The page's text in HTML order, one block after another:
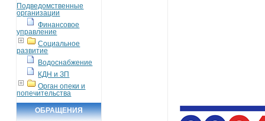
Подведомственные
организации
Финансовое
управление
Социальное
развитие
Водоснабжение
КДН и ЗП
Орган опеки и
попечительства
ОБРАЩЕНИЯ